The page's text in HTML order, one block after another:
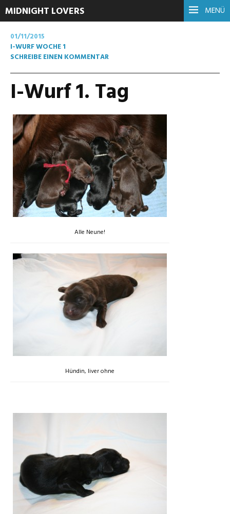
MENÜ
MIDNIGHT LOVERS
01/11/2015
I-WURF WOCHE 1
SCHREIBE EINEN KOMMENTAR
I-Wurf 1. Tag
Alle Neune!
Hündin, liver ohne